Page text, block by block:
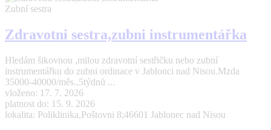
Zubní sestra
Zdravotni sestra,zubni instrumentářka
Hledám šikovnou ,milou zdravotní sestřičku nebo zubní
instrumentářku do zubni ordinace v Jablonci nad Nisou.Mzda
35000-40000/měs.,5týdnů ...
vloženo: 17. 7. 2026
platnost do: 15. 9. 2026
lokalita: Poliklinika,Poštovni 8;46601 Jablonec nad Nisou